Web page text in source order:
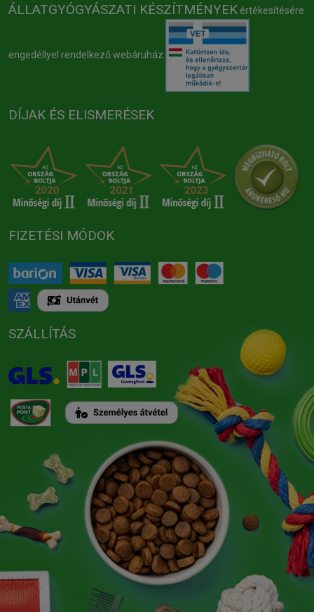
ÁLLATGYÓGYÁSZATI KÉSZÍTMÉNYEK értékesítésére
engedéllyel rendelkező webáruház
DÍJAK ÉS ELISMERÉSEK
FIZETÉSI MÓDOK
SZÁLLÍTÁS